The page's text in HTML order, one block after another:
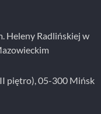
Heleny Radlińskiej w
piętro), 05-300 Mińsk